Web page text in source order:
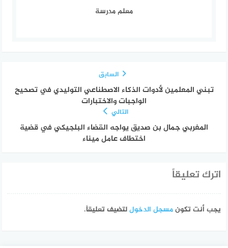
معلم مدرسة
السابق
تبني المعلمين لأدوات الذكاء الاصطناعي التوليدي في تصحيح
الواجبات والاختبارات
التالي
المغربي جمال بن صديق يواجه القضاء البلجيكي في قضية
اختطاف عامل ميناء
اترك تعليقاً
يجب أنت تكونمسجل الدخوللتضيف تعليقاً.